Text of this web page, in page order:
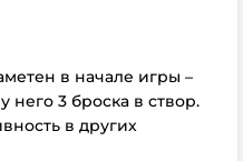
в начале игры –
него 3 броска в створ.
в других